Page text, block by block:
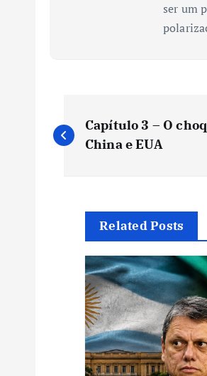
ser um
N
a
Capítulo 3 – O
China e EUA
Related Posts